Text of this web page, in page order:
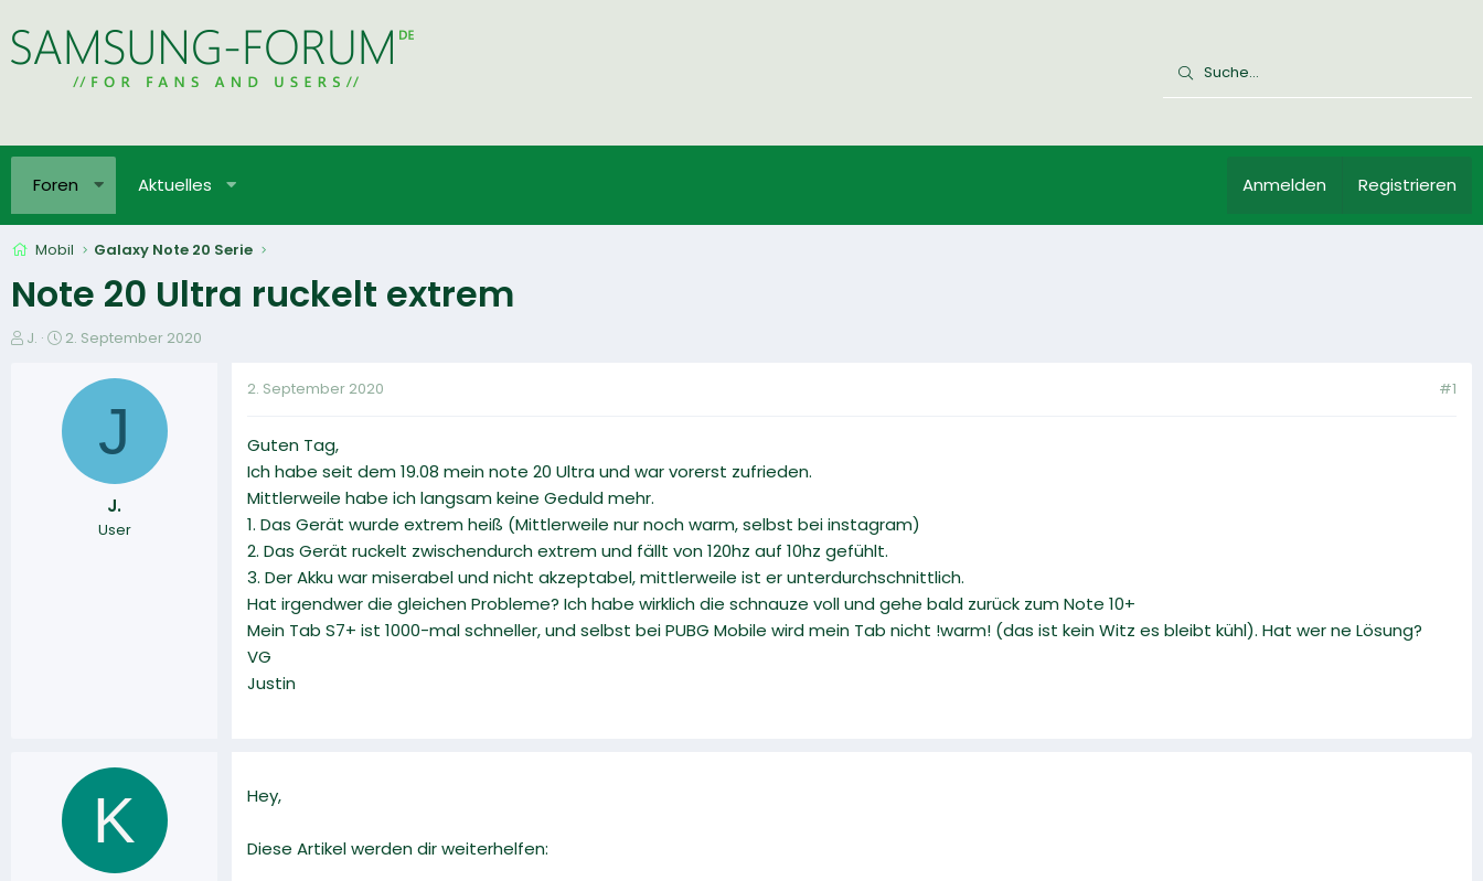
Foren Aktuelles Anmelden Registrieren
Mobil Galaxy Note 20 Serie
Note 20 Ultra ruckelt extrem
E
J.
E
t
l
2. September 2020
J
J.
User
2. September 2020 #1
Guten Tag,
Ich habe seit dem 19.08 mein note 20 Ultra und war vorerst zufrieden.
Mittlerweile habe ich langsam keine Geduld mehr.
1. Das Gerät wurde extrem heiß (Mittlerweile nur noch warm, selbst bei instagram)
2. Das Gerät ruckelt zwischendurch extrem und fällt von 120hz auf 10hz gefühlt.
3. Der Akku war miserabel und nicht akzeptabel, mittlerweile ist er unterdurchschnittlich.
Hat irgendwer die gleichen Probleme? Ich habe wirklich die schnauze voll und gehe bald zurück zum Note 10+
Mein Tab S7+ ist 1000-mal schneller, und selbst bei PUBG Mobile wird mein Tab nicht !warm! (das ist kein Witz es bleibt kühl). Hat wer ne Lösung?
VG
Justin
K Hey,
Diese Artikel werden dir weiterhelfen: